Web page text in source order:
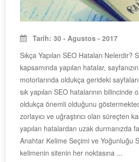
Tarih: 30 - Agustos - 2017
Sıkça Yapılan SEO Hataları Nelerdir?
kapsamında yapılan hatalar,
motorlarında oldukça gerideki
sık yapılan SEO hatalarının bilincinde
oldukça önemli olduğunu
zorlayıcı ve uğraştırıcı olan süreçten
yapılan hatalardan uzak durmanızda
Anahtar Kelime Seçimi ve Yoğunluğu
kelimenin sitenin her noktasına ...